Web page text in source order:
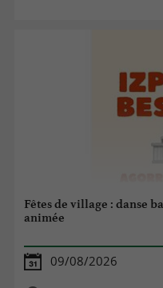
Fêtes de village : danse
animée
09/08/2026